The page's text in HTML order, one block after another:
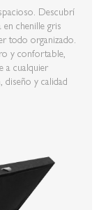
Descubrí
chenille gris
todo organizado.
y confortable,
a cualquier
diseño y calidad